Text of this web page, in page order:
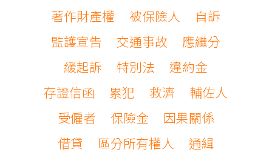
著作財產權
被保險人
自訴
監護宣告
交通事故
應繼分
緩起訴
特別法
違約金
存證信函
累犯 救濟
輔佐人
受僱者
保險金
因果關係
借貸
區分所有權人
通緝